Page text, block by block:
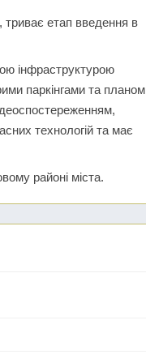
етап введення в
інфраструктурою
паркінгами та планом
технологій та має
районі міста.